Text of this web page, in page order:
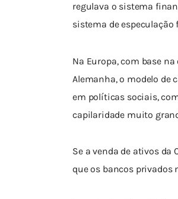
regulava o sistema
sistema de
Na Europa, com base
Alemanha, o modelo
em políticas sociais,
capilaridade muito
Se a venda de ativos da
que os bancos privados